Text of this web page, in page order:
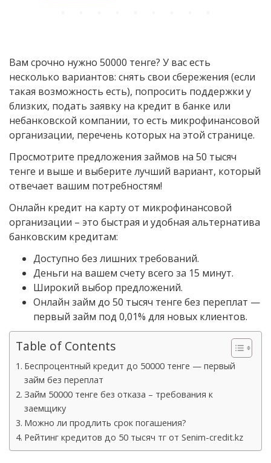
Вам срочно нужно 50000 тенге? У вас есть
несколько вариантов: снять свои сбережения (если
такая возможность есть), попросить поддержки у
близких, подать заявку на кредит в банке или
небанковской компании, то есть микрофинансовой
организации, перечень которых на этой странице.
Просмотрите предложения займов на 50 тысяч
тенге и выше и выберите лучший вариант, который
отвечает вашим потребностям!
Онлайн кредит на карту от микрофинансовой
организации – это быстрая и удобная альтернатива
банковским кредитам:
Доступно без лишних требований.
Деньги на вашем счету всего за 15 минут.
Широкий выбор предложений.
Онлайн займ до 50 тысяч тенге без переплат —
первый займ под 0,01% для новых клиентов.
Table of Contents
Беспроцентный кредит до 50000 тенге — первый
займ без переплат
Займ 50000 тенге без отказа – требования к
заемщику
Можно ли продлить срок погашения?
Рейтинг кредитов до 50 тысяч тг от Senim-credit.kz